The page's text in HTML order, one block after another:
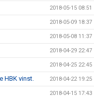
2018-05-15 08:51
2018-05-09 18:37
2018-05-08 11:37
2018-04-29 22:47
2018-04-25 22:45
HBK vinst. 2018-04-22 19:25
2018-04-15 17:43